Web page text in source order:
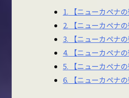
1. 【ニューカペナ
2. 【ニューカペナ
3. 【ニューカペナ
4. 【ニューカペナ
5. 【ニューカペナ
6. 【ニューカペナ